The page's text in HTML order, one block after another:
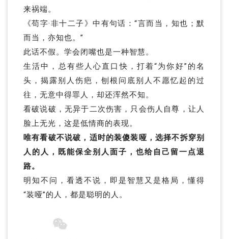
来祸端。
《苟字·非十二子》中有句话：“言而当，知也；默
而当，亦知也。”
此话不假。 学会闭嘴也是一种智慧。
生活中，总有些人心直口快，打着“为你好”的名
头，揭露别人伤疤，刨根问底别人不愿忆起的过
往，无意中得罪人，却还浑然不知。
看破说破，无异于二次伤害，只会伤人自尊，让人
脸上无光，这是低情商的表现。
唯有看破不说破，适时的装傻装哑，选择不拆穿别
人的人，既能保全别人面子，也给自己留一点退
路。
明知不问，看透不说，即是智慧又是格局，懂得
“装哑”的人，都是聪明的人。